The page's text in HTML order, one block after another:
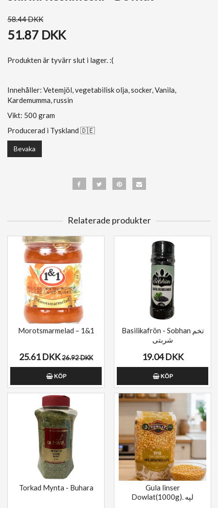
58.44 DKK
51.87 DKK
Produkten är tyvärr slut i lager. :(
Innehåller: Vetemjöl, vegetabilisk olja, socker, Vanila,
Kardemumma, russin
Vikt: 500 gram
Producerad i Tyskland 🇩🇪
Bevaka
Relaterade produkter
Morotsmarmelad – 1&1
25.61 DKK26.92 DKK
KÖP
Lägg till i önskelista
Basilikafrön - Sobhan تخم
شربتی
19.04 DKK
KÖP
Torkad Mynta - Buhara
Gula linser
Dowlat(1000g). لپه